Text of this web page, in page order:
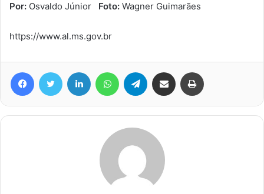
Por: Osvaldo Júnior Foto: Wagner Guimarães
https://www.al.ms.gov.br
FacebookTwitter Linkedin WhatsAppTelegram Compartilhar via e-mail